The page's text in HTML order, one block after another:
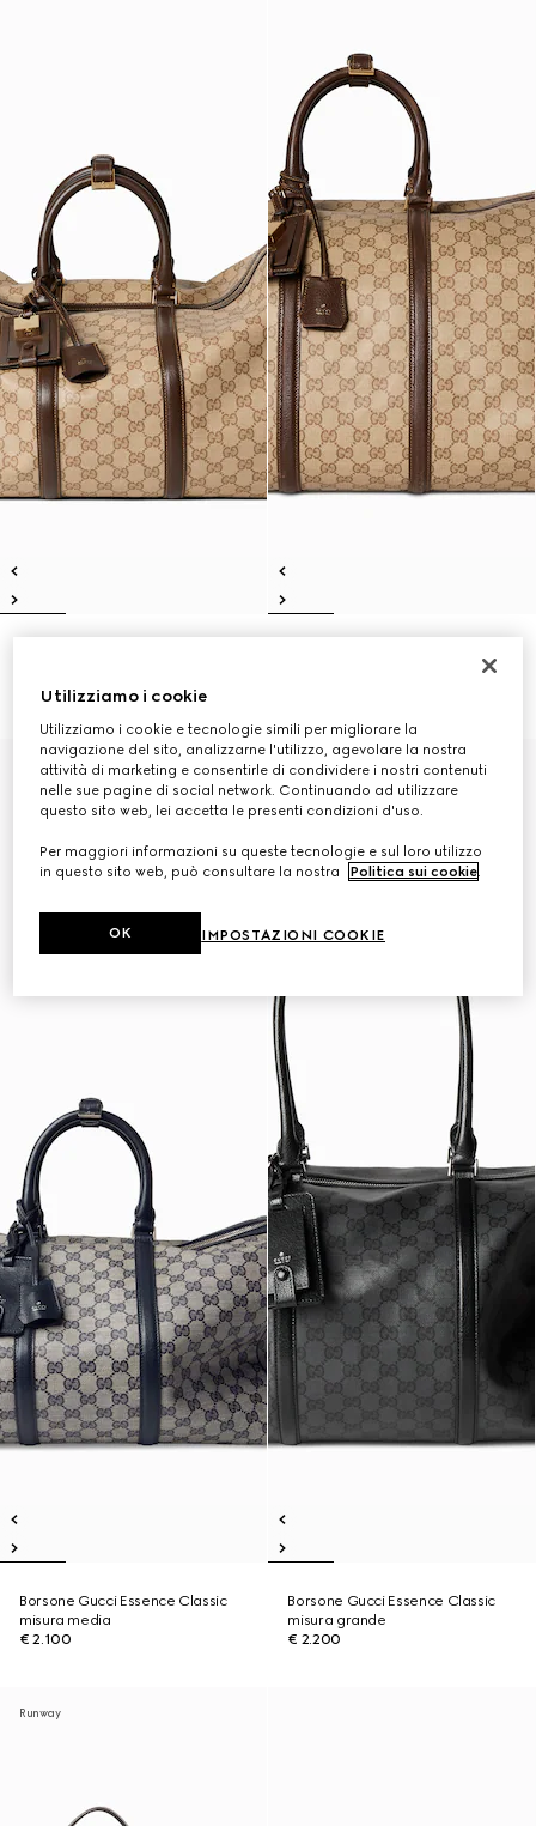
€ 2.100
Personalizza con le iniziali
Borsone Gucci Essence Classic
misura media
€ 2.100
Personalizza con le iniziali
Borsone Gucci Essence Classic
misura grande
€ 2.200
Runway
Utilizziamo i cookie
Utilizziamo i cookie e tecnologie simili per migliorare la
navigazione del sito, analizzarne l'utilizzo, agevolare la nostra
attività di marketing e consentirle di condividere i nostri contenuti
nelle sue pagine di social network. Continuando ad utilizzare
questo sito web, lei accetta le presenti condizioni d'uso.
Per maggiori informazioni su queste tecnologie e sul loro utilizzo
in questo sito web, può consultare la nostra
Politica sui cookie.
IMPOSTAZIONI COOKIE
OK